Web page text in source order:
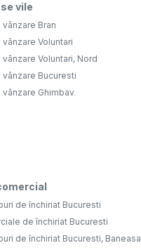
vile
Bran
Voluntari
Voluntari, Nord
Bucuresti
Ghimbav
de închiriat Bucuresti
de închiriat Bucuresti
de închiriat Bucuresti, Baneasa